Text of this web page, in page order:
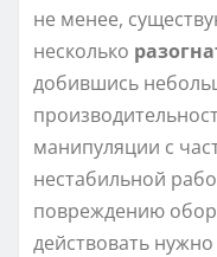
не менее,
несколько
добившись
манипуляции с
нестабильной
повреждению
действовать